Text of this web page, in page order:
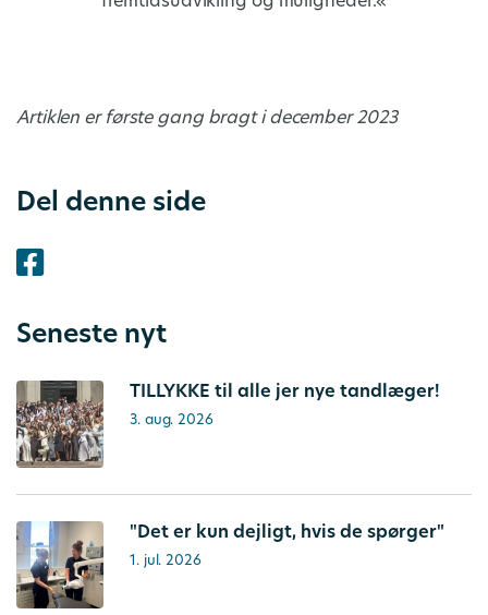
Artiklen er første gang bragt i december 2023
Del denne side
Seneste nyt
TILLYKKE til alle jer nye tandlæger!
3. aug. 2026
"Det er kun dejligt, hvis de spørger"
1. jul. 2026